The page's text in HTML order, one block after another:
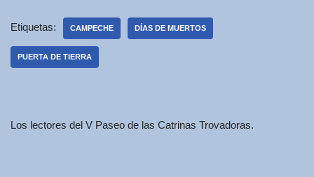
Etiquetas: CAMPECHE DÍAS DE MUERTOS
PUERTA DE TIERRA
Los lectores del V Paseo de las Catrinas Trovadoras.